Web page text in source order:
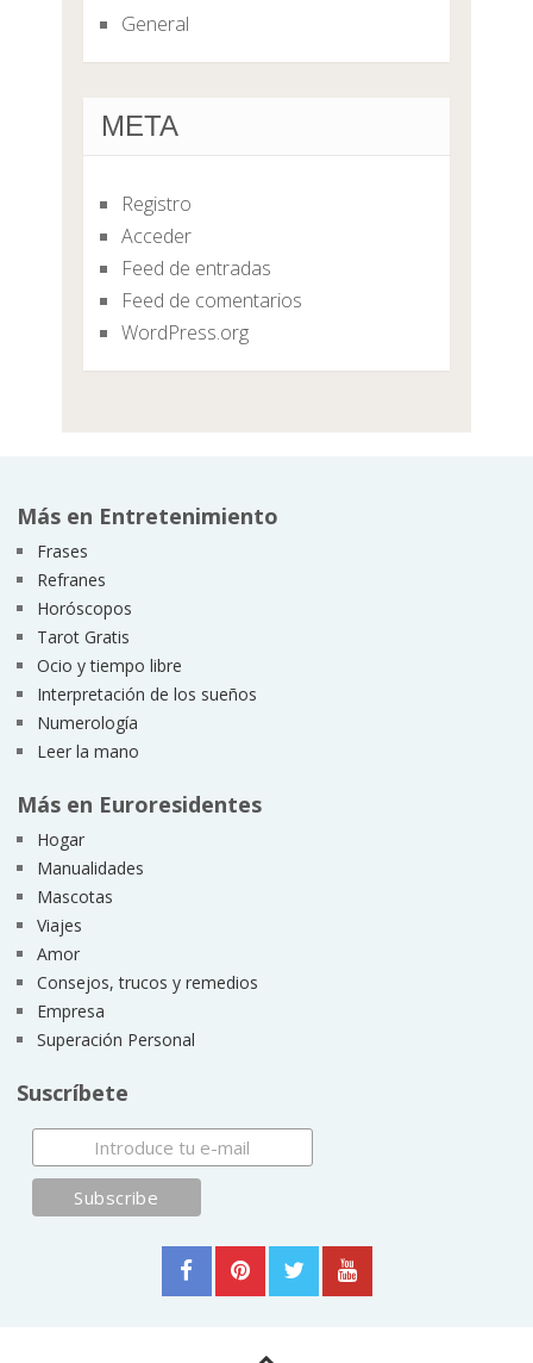
General
META
Registro
Acceder
Feed de entradas
Feed de comentarios
WordPress.org
Más en Entretenimiento
Frases
Refranes
Horóscopos
Tarot Gratis
Ocio y tiempo libre
Interpretación de los sueños
Numerología
Leer la mano
Más en Euroresidentes
Hogar
Manualidades
Mascotas
Viajes
Amor
Consejos, trucos y remedios
Empresa
Superación Personal
Suscríbete